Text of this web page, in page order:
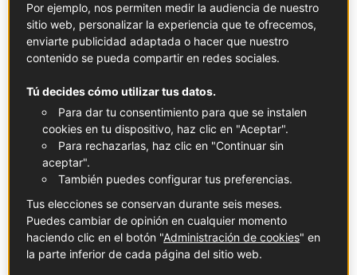
Gazpacho de fresa y tomate
En colaboración conFrutas y Hortalizas de Francia
RECETAS DE TODOS LOS DIAS
Por ejemplo, nos permiten medir la audiencia de nuestro
sitio web, personalizar la experiencia que te ofrecemos,
enviarte publicidad adaptada o hacer que nuestro
contenido se pueda compartir en redes sociales.
Tú decides cómo utilizar tus datos.
Para dar tu consentimiento para que se instalen
cookies en tu dispositivo, haz clic en "Aceptar".
Para rechazarlas, haz clic en "Continuar sin
aceptar".
También puedes configurar tus preferencias.
Tus elecciones se conservan durante seis meses.
Puedes cambiar de opinión en cualquier momento
haciendo clic en el botón "Administración de cookies" en
la parte inferior de cada página del sitio web.